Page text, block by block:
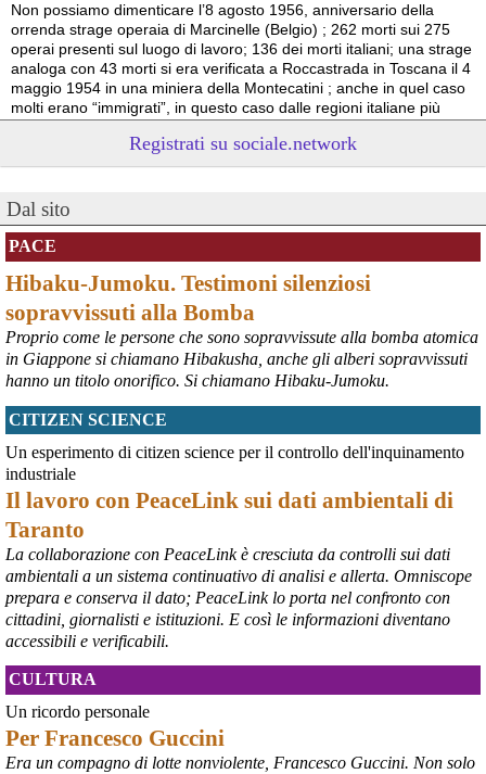
Non possiamo dimenticare l’8 agosto 1956, anniversario della
orrenda strage operaia di Marcinelle (Belgio) ; 262 morti sui 275
operai presenti sul luogo di lavoro; 136 dei morti italiani; una strage
analoga con 43 morti si era verificata a Roccastrada in Toscana il 4
maggio 1954 in una miniera della Montecatini ; anche in quel caso
molti erano “immigrati”, in questo caso dalle regioni italiane più
Vito Totire, portavoce RETE NAZIONALE LAVORO SICURO
#migranti #lavoratori #Marcinelle
@peacelink - 6/8/2026 21:53
askanews.it/2026/08/05/ex-ilva
“Dal confronto con tutti gli attori e dai contributi raccolti il Governo
per Taranto”, avrebbe detto il ministro Urso.
#Taranto #
@peacelink - 6/8/2026 21:50
corriereditaranto.it/2026/08/0
Aprendo i lavori, il ministro Urso ha sottolineato come il Governo
debba necessariamente prendere atto della decisione della Corte
d’Appello di Milano, ricordando che il provvedimento è già stato
inserito nella data room della procedura di vendita. “Alla luce del
nuovo scenario – ha spiegato – Jindal ha presentato una proposta
aggiornata sull’intero perimetro aziendale che tiene conto della
chiusura dell’area a caldo e che i commissari stanno valutando”.
#ILVA #Taranto
Registrati su sociale.network
Dal sito
PACE
Hibaku-Jumoku. Testimoni silenziosi
sopravvissuti alla Bomba
Proprio come le persone che sono sopravvissute alla bomba atomica
in Giappone si chiamano Hibakusha, anche gli alberi sopravvissuti
hanno un titolo onorifico. Si chiamano Hibaku-Jumoku.
CITIZEN SCIENCE
Un esperimento di citizen science per il controllo dell'inquinamento
industriale
Il lavoro con PeaceLink sui dati ambientali di
Taranto
La collaborazione con PeaceLink è cresciuta da controlli sui dati
ambientali a un sistema continuativo di analisi e allerta. Omniscope
prepara e conserva il dato; PeaceLink lo porta nel confronto con
cittadini, giornalisti e istituzioni. E così le informazioni diventano
accessibili e verificabili.
CULTURA
Un ricordo personale
Per Francesco Guccini
Era un compagno di lotte nonviolente, Francesco Guccini. Non solo